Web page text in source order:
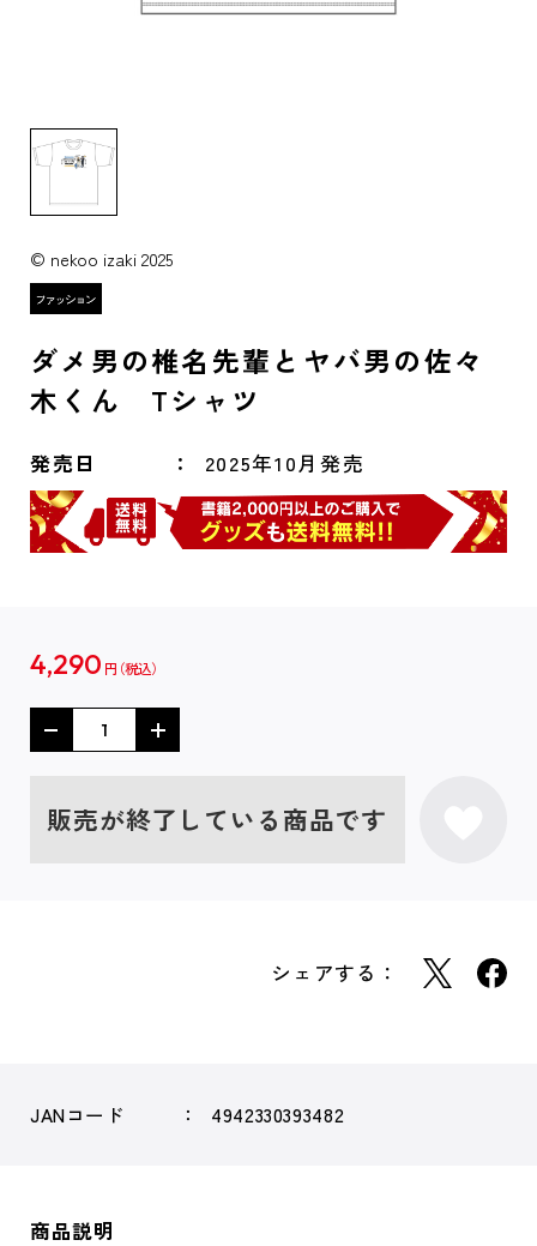
© nekoo izaki 2025
ダメ男の椎名先輩とヤバ男の佐々
木くん Tシャツ
発売日 2025年10月発売
4,290 円
販売が終了している商品です
シェアする：
JANコード 4942330393482
商品説明